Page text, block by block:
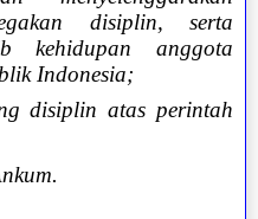
disiplin, serta
kehidupan anggota
Indonesia;
disiplin atas perintah